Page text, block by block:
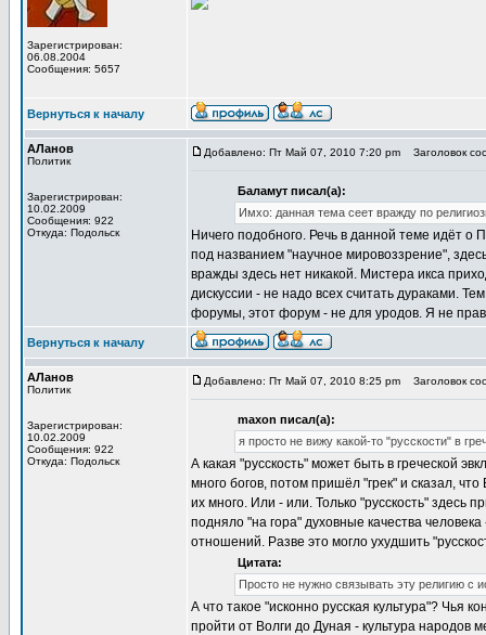
Зарегистрирован:
06.08.2004
Сообщения: 5657
Вернуться к началу
АЛанов
Политик
Зарегистрирован:
10.02.2009
Сообщения: 922
Откуда: Подольск
Добавлено: Пт Май 07, 2010 7:20 pm Заголовок
Баламут писал(а):
Имхо: данная тема сеет вражду по
Ничего подобного. Речь в данной теме идёт о
под названием "научное мировоззрение",
вражды здесь нет никакой. Мистера икса
дискуссии - не надо всех считать дураками.
форумы, этот форум - не для уродов. Я не
Вернуться к началу
АЛанов
Политик
Зарегистрирован:
10.02.2009
Сообщения: 922
Откуда: Подольск
Добавлено: Пт Май 07, 2010 8:25 pm Заголовок
maxon писал(а):
я просто не вижу какой-то "русскости" в
А какая "русскость" может быть в греческой
много богов, потом пришёл "грек" и сказал,
их много. Или - или. Только "русскость" здесь
подняло "на гора" духовные качества
отношений. Разве это могло ухудшить
Цитата:
Просто не нужно связывать эту религию с
А что такое "исконно русская культура"? Чья
пройти от Волги до Дуная - культура народов